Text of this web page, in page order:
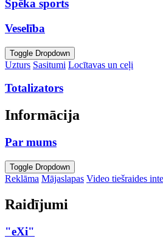
Spēka sports
Veselība
Toggle Dropdown
Uzturs Sasitumi Locītavas un ceļi
Totalizators
Informācija
Par mums
Toggle Dropdown
Reklāma Mājaslapas Video tiešraides
Raidījumi
"eXi"